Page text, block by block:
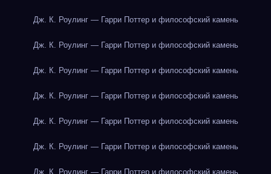
Дж. К. Роулинг — Гарри Поттер и философский камень
Дж. К. Роулинг — Гарри Поттер и философский камень
Дж. К. Роулинг — Гарри Поттер и философский камень
Дж. К. Роулинг — Гарри Поттер и философский камень
Дж. К. Роулинг — Гарри Поттер и философский камень
Дж. К. Роулинг — Гарри Поттер и философский камень
Дж. К. Роулинг — Гарри Поттер и философский камень